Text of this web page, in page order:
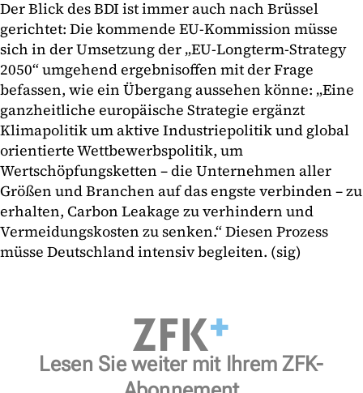
Der Blick des BDI ist immer auch nach Brüssel
gerichtet: Die kommende EU-Kommission müsse
sich in der Umsetzung der „EU-Longterm-Strategy
2050“ umgehend ergebnisoffen mit der Frage
befassen, wie ein Übergang aussehen könne: „Eine
ganzheitliche europäische Strategie ergänzt
Klimapolitik um aktive Industriepolitik und global
orientierte Wettbewerbspolitik, um
Wertschöpfungsketten – die Unternehmen aller
Größen und Branchen auf das engste verbinden – zu
erhalten, Carbon Leakage zu verhindern und
Vermeidungskosten zu senken.“ Diesen Prozess
müsse Deutschland intensiv begleiten. (sig)
Lesen Sie weiter mit Ihrem ZFK-